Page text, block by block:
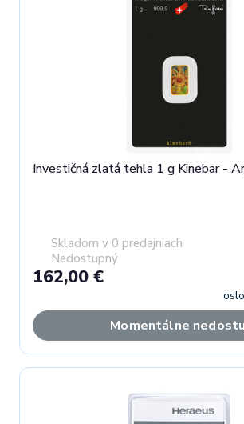
Investičná zlatá tehla 1 g Kinebar -
Skladom v 0 predajniach
Nedostupný
162,00 €
Momentálne